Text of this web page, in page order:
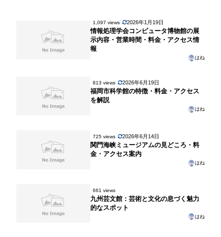
1,097 views 2026年1月19日
情報処理学会コンピュータ博物館の展
示内容・営業時間・料金・アクセス情
報
はね
813 views 2026年6月19日
福岡市科学館の特徴・料金・アクセス
を解説
はね
725 views 2026年6月14日
関門海峡ミュージアムの見どころ・料
金・アクセス案内
はね
661 views
九州芸文館：芸術と文化の息づく魅力
的なスポット
はね